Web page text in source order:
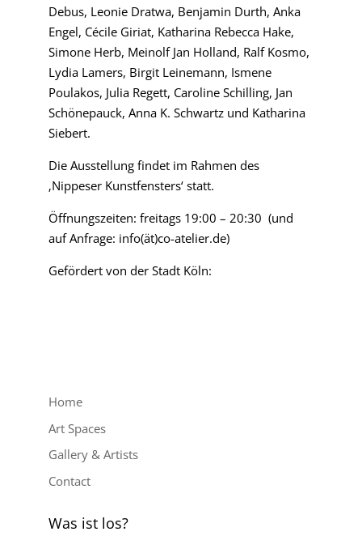
Debus, Leonie Dratwa, Benjamin Durth, Anka
Engel, Cécile Giriat, Katharina Rebecca Hake,
Simone Herb, Meinolf Jan Holland, Ralf Kosmo,
Lydia Lamers, Birgit Leinemann, Ismene
Poulakos, Julia Regett, Caroline Schilling, Jan
Schönepauck, Anna K. Schwartz und Katharina
Siebert.
Die Ausstellung findet im Rahmen des
‚Nippeser Kunstfensters‘ statt.
Öffnungszeiten: freitags 19:00 – 20:30 (und
auf Anfrage: info(ät)co-atelier.de)
Gefördert von der Stadt Köln:
Home
Art Spaces
Gallery & Artists
Contact
Was ist los?